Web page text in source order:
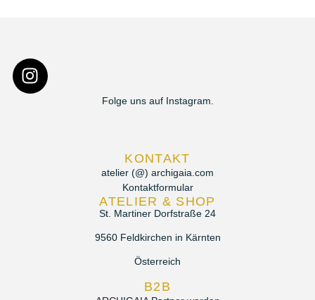
Folge uns auf Instagram.
KONTAKT
atelier (@) archigaia.com
Kontaktformular
ATELIER & SHOP
St. Martiner Dorfstraße 24
9560 Feldkirchen in Kärnten
Österreich
B2B